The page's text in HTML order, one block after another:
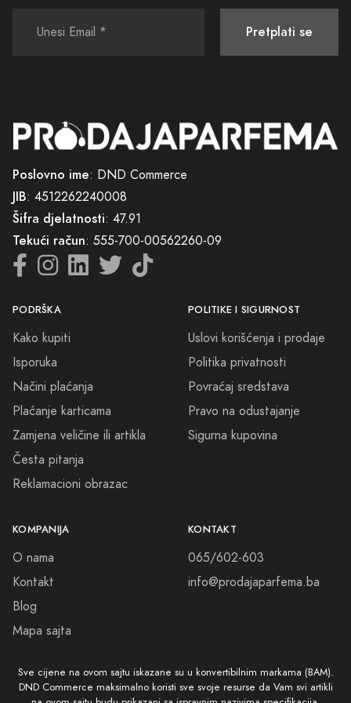
Zato pozivamo sve koji traže način da unaprijede svoj lični stil i
kroz svaki trenutak života s pouzdanjem i elegancijom. Jer, na kraju
krajeva, nije važno samo kako se vidimo, već i kako nas drugi osjećaju.
Pretplati se
Poslovno ime: DND Commerce
JIB: 4512262240008
Šifra djelatnosti: 47.91
Tekući račun: 555-700-00562260-09
PODRŠKA
Kako kupiti
Isporuka
Načini plaćanja
Plaćanje karticama
Zamjena veličine ili artikla
Česta pitanja
Reklamacioni obrazac
POLITIKE I SIGURNOST
Uslovi korišćenja i prodaje
Politika privatnosti
Povraćaj sredstava
Pravo na odustajanje
Sigurna kupovina
KOMPANIJA
O nama
Kontakt
Blog
Mapa sajta
KONTAKT
065/602-603
info@prodajaparfema.ba
Sve cijene na ovom sajtu iskazane su u konvertibilnim markama (BAM).
DND Commerce maksimalno koristi sve svoje resurse da Vam svi artikli